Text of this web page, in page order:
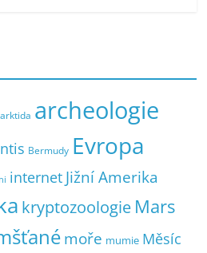
archeologie
Bermudy Evropa
internet Jižní Amerika
kryptozoologie Mars
moře mumie Měsíc